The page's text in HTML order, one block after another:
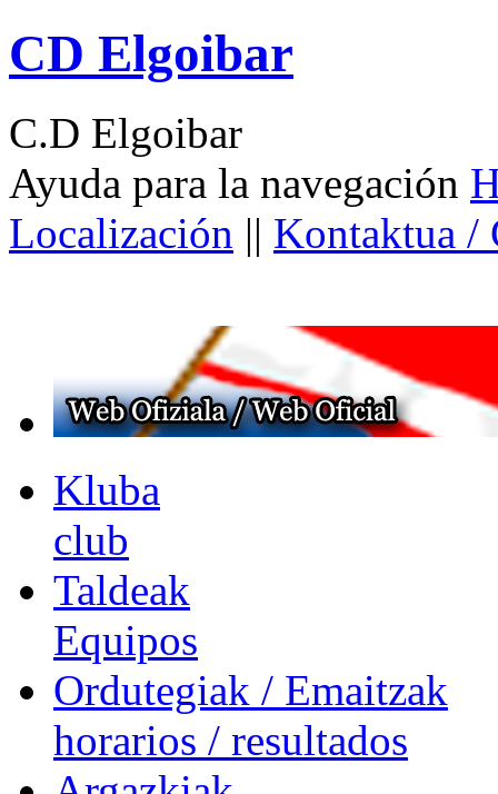
CD Elgoibar
C.D Elgoibar
Ayuda para la navegación
Localización || Kontaktua /
Kluba
club
Taldeak
Equipos
Ordutegiak / Emaitzak
horarios / resultados